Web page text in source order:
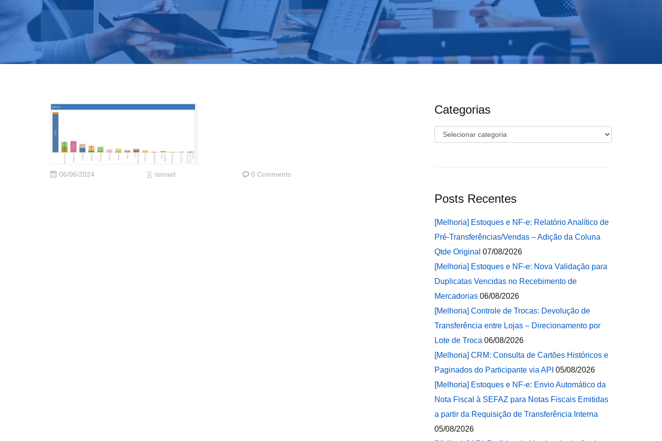
06/06/2024 ismael 0 Comments
Categorias
Categorias
Posts Recentes
[Melhoria] Estoques e NF-e: Relatório Analítico de
Pré-Transferências/Vendas – Adição da Coluna
Qtde Original 07/08/2026
[Melhoria] Estoques e NF-e: Nova Validação para
Duplicatas Vencidas no Recebimento de
Mercadorias 06/08/2026
[Melhoria] Controle de Trocas: Devolução de
Transferência entre Lojas – Direcionamento por
Lote de Troca 06/08/2026
[Melhoria] CRM: Consulta de Cartões Históricos e
Paginados do Participante via API 05/08/2026
[Melhoria] Estoques e NF-e: Envio Automático da
Nota Fiscal à SEFAZ para Notas Fiscais Emitidas
a partir da Requisição de Transferência Interna
05/08/2026